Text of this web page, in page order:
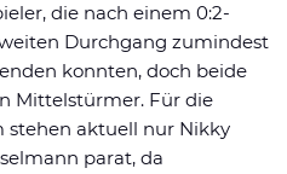
die nach einem 0:2-
Durchgang zumindest
konnten, doch beide
Mittelstürmer. Für die
aktuell nur Nikky
parat, da